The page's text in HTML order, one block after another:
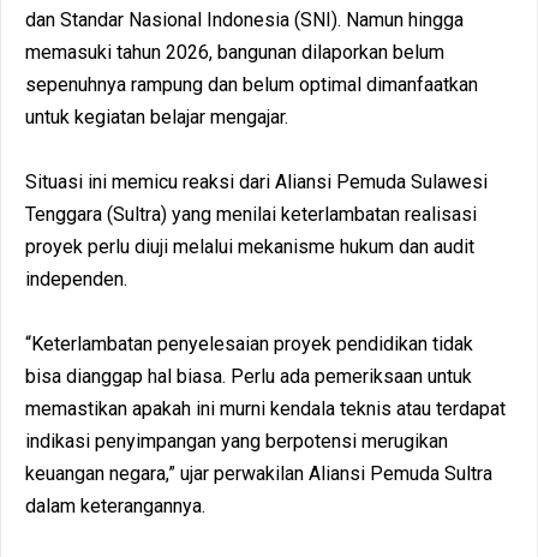
dan Standar Nasional Indonesia (SNI). Namun hingga
memasuki tahun 2026, bangunan dilaporkan belum
sepenuhnya rampung dan belum optimal dimanfaatkan
untuk kegiatan belajar mengajar.
Situasi ini memicu reaksi dari Aliansi Pemuda Sulawesi
Tenggara (Sultra) yang menilai keterlambatan realisasi
proyek perlu diuji melalui mekanisme hukum dan audit
independen.
“Keterlambatan penyelesaian proyek pendidikan tidak
bisa dianggap hal biasa. Perlu ada pemeriksaan untuk
memastikan apakah ini murni kendala teknis atau terdapat
indikasi penyimpangan yang berpotensi merugikan
keuangan negara,” ujar perwakilan Aliansi Pemuda Sultra
dalam keterangannya.